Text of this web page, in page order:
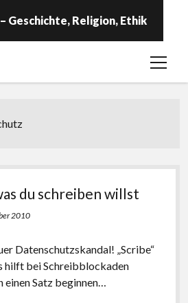
open
du schreiben willst
2010
Datenschutzskandal! „Scribe“
hilft bei Schreibblockaden
einen Satz beginnen…